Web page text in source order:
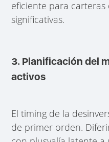
eficiente para
significativas.
3. Planificación del
activos
El timing de la
de primer orden.